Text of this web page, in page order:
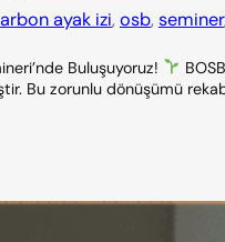
ayak izi, osb, seminer
Buluşuyoruz!
Bu zorunlu dönüşümü